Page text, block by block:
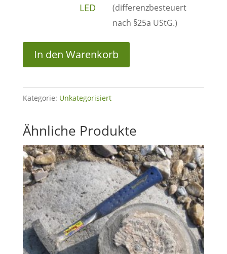
LED
(differenzbesteuert
nach §25a UStG.)
In den Warenkorb
Kategorie: Unkategorisiert
Ähnliche Produkte